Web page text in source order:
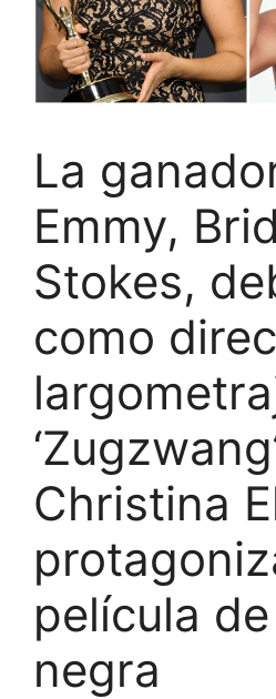
La
Emmy,
Stokes,
como
Christina
película
negra